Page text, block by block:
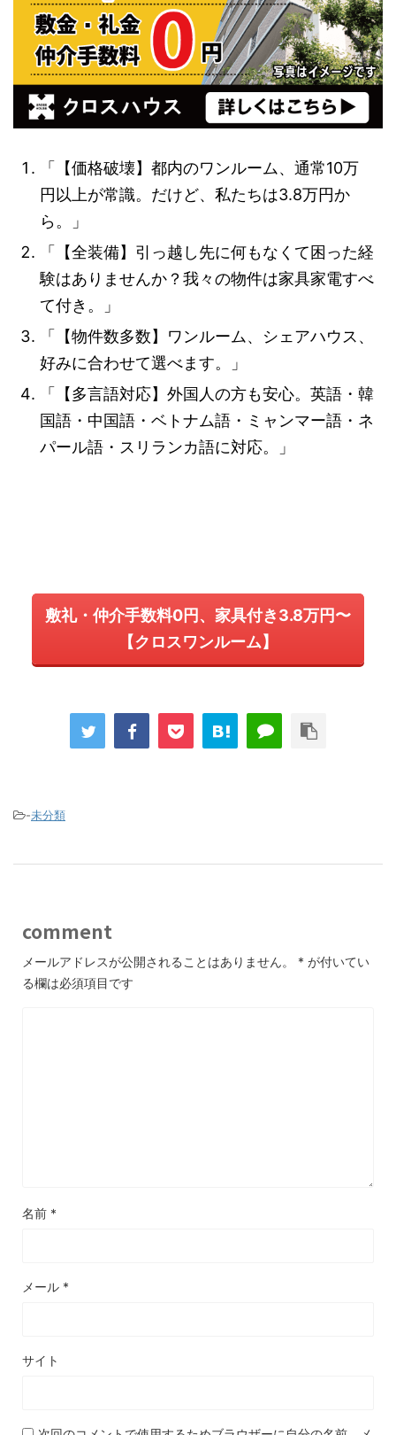
「【価格破壊】都内のワンルーム、通常10万
円以上が常識。だけど、私たちは3.8万円か
ら。」
「【全装備】引っ越し先に何もなくて困った経
験はありませんか？我々の物件は家具家電すべ
て付き。」
「【物件数多数】ワンルーム、シェアハウス、
好みに合わせて選べます。」
「【多言語対応】外国人の方も安心。英語・韓
国語・中国語・ベトナム語・ミャンマー語・ネ
パール語・スリランカ語に対応。」
敷礼・仲介手数料0円、家具付き3.8万円〜
【クロスワンルーム】
-未分類
comment
メールアドレスが公開されることはありません。 * が付いてい
る欄は必須項目です
名前 *
メール *
サイト